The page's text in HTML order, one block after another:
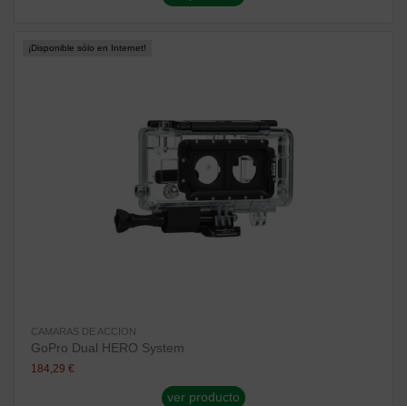
¡Disponible sólo en Internet!
CAMARAS DE ACCION
GoPro Dual HERO System
184,29 €
ver producto